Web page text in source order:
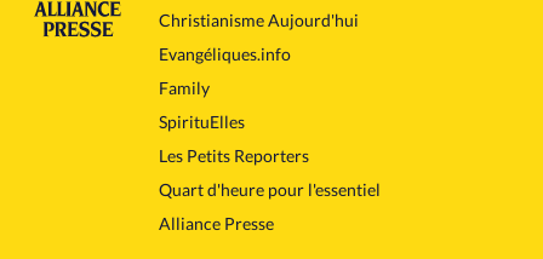
Christianisme Aujourd'hui
Evangéliques.info
Family
SpirituElles
Les Petits Reporters
Quart d'heure pour l'essentiel
Alliance Presse